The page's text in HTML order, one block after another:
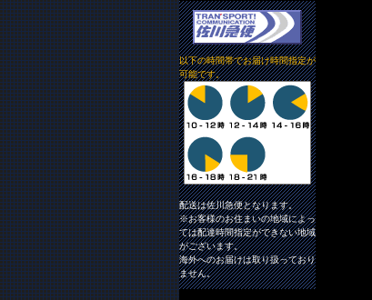
以下の時間帯でお届け時間指定が
可能です。
配送は佐川急便となります。
※お客様のお住まいの地域によっ
ては配達時間指定ができない地域
がございます。
海外へのお届けは取り扱っており
ません。